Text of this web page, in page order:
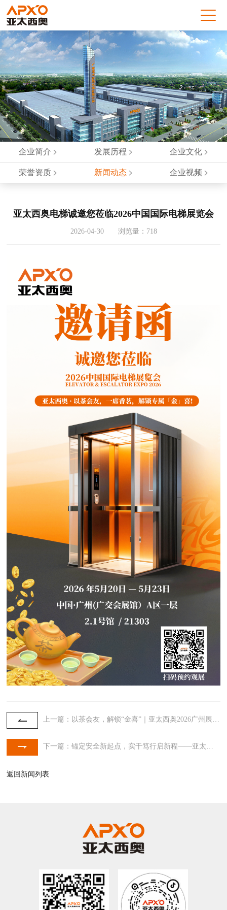
企业简介 发展历程 企业文化
荣誉资质 新闻动态 企业视频
亚太西奥电梯诚邀您莅临2026中国国际电梯展览会
2026-04-30 浏览量：718
上一篇：以茶会友，解锁“金喜”｜亚太西奥2026广州展，玩法提前解锁，评论区赢好礼！
下一篇：锚定安全新起点，实干笃行启新程——亚太西奥电梯携手南海区物业协会，共筑美好社区
返回新闻列表